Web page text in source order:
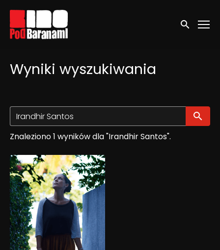
Linki ułatwień dostępu
Wyszukaj
Wyniki wyszukiwania
Znaleziono 1 wyników dla "Irandhir Santos".